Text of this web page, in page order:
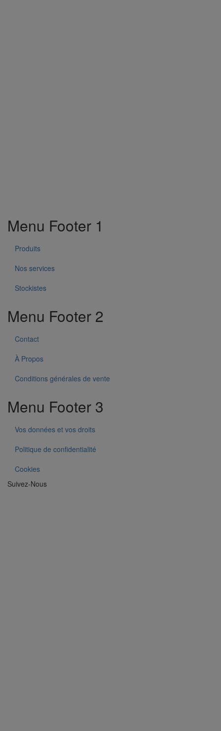
Menu Footer 1
Produits
Nos services
Stockistes
Menu Footer 2
Contact
À Propos
Conditions générales de vente
Menu Footer 3
Vos données et vos droits
Politique de confidentialité
Cookies
Suivez-Nous